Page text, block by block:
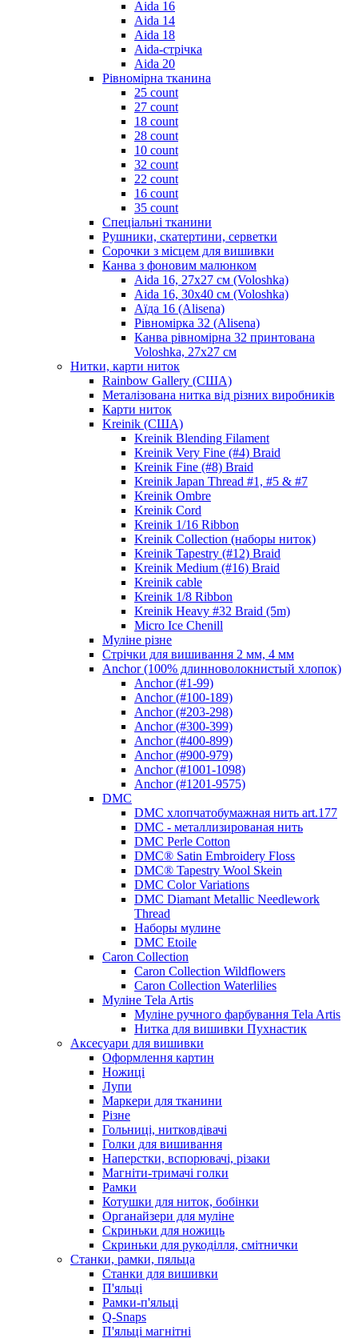
Aida 16
Aida 14
Aida 18
Aida-стрічка
Aida 20
Рівномірна тканина
25 count
27 count
18 count
28 count
10 count
32 count
22 count
16 count
35 count
Спеціальні тканини
Рушники, скатертини, серветки
Сорочки з місцем для вишивки
Канва з фоновим малюнком
Aida 16, 27х27 см (Voloshka)
Aida 16, 30х40 см (Voloshka)
Аїда 16 (Alisena)
Рівномірка 32 (Alisena)
Канва рівномірна 32 принтована
Voloshka, 27х27 см
Нитки, карти ниток
Rainbow Gallery (США)
Металізована нитка від різних виробників
Карти ниток
Kreinik (США)
Kreinik Blending Filament
Kreinik Very Fine (#4) Braid
Kreinik Fine (#8) Braid
Kreinik Japan Thread #1, #5 & #7
Kreinik Ombre
Kreinik Cord
Kreinik 1/16 Ribbon
Kreinik Collection (наборы ниток)
Kreinik Tapestry (#12) Braid
Kreinik Medium (#16) Braid
Kreinik cable
Kreinik 1/8 Ribbon
Kreinik Heavy #32 Braid (5m)
Micro Ice Chenill
Муліне різне
Стрічки для вишивання 2 мм, 4 мм
Anchor (100% длинноволокнистый хлопок)
Anchor (#1-99)
Anchor (#100-189)
Anchor (#203-298)
Anchor (#300-399)
Anchor (#400-899)
Anchor (#900-979)
Anchor (#1001-1098)
Anchor (#1201-9575)
DMC
DMC хлопчатобумажная нить art.177
DMC - металлизированая нить
DMC Perle Cotton
DMC® Satin Embroidery Floss
DMC® Tapestry Wool Skein
DMC Color Variations
DMC Diamant Metallic Needlework
Thread
Наборы мулине
DMC Etoile
Caron Collection
Caron Collection Wildflowers
Caron Collection Waterlilies
Муліне Tela Artis
Муліне ручного фарбування Tela Artis
Нитка для вишивки Пухнастик
Аксесуари для вишивки
Оформлення картин
Ножиці
Лупи
Маркери для тканини
Різне
Гольниці, нитковдівачі
Голки для вишивання
Наперстки, вспорювачі, різаки
Магніти-тримачі голки
Рамки
Котушки для ниток, бобінки
Органайзери для муліне
Скриньки для ножиць
Скриньки для рукоділля, смітнички
Станки, рамки, пяльца
Станки для вишивки
П'яльці
Рамки-п'яльці
Q-Snaps
П'яльці магнітні